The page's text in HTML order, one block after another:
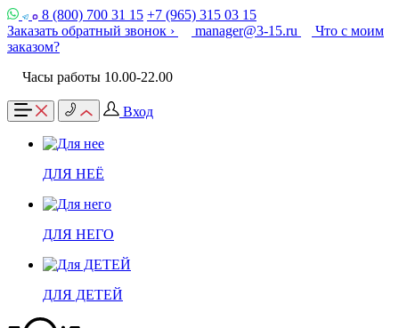
8 (800) 700 31 15 +7 (965) 315 03 15
Заказать обратный звонок ›
manager@3-15.ru
Что с моим
заказом?
Часы работы 10.00-22.00
Вход
ДЛЯ НЕЁ
ДЛЯ НЕГО
ДЛЯ ДЕТЕЙ